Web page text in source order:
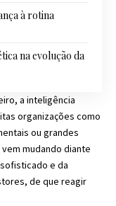
à rotina
na evolução da
a inteligência
organizações como
ou grandes
mudando diante
e da
de que reagir